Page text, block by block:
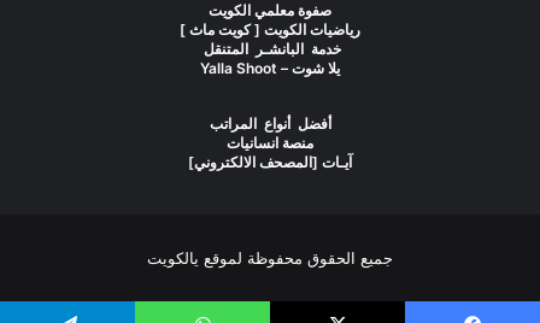
صفوة معلمي الكويت
رياضيات الكويت [ كويت ماث ]
خدمة البانشـر المتنقل
يلا شوت – Yalla Shoot
أفضل أنواع المراتب
منصة انسانيات
آيـات [المصحف الالكتروني]
جميع الحقوق محفوظة لموقع يالكويت